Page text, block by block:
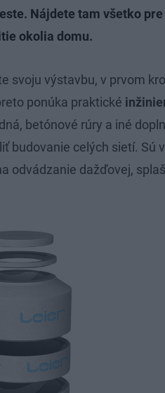
Nájdete tam všetko pre
okolia domu.
svoju výstavbu, v prvom
ponúka praktické
betónové rúry a iné
budovanie celých sietí. Sú
odvádzanie dažďovej,